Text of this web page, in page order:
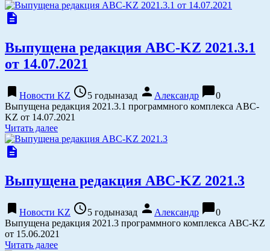
description
Выпущена редакция АВС-KZ 2021.3.1
от 14.07.2021
bookmark Новости KZ access_time5 годыназад person Александр chat_bubble0
Выпущена редакция 2021.3.1 программного комплекса АВС-
KZ от 14.07.2021
Читать далее
description
Выпущена редакция АВС-KZ 2021.3
bookmark Новости KZ access_time5 годыназад person Александр chat_bubble0
Выпущена редакция 2021.3 программного комплекса АВС-KZ
от 15.06.2021
Читать далее